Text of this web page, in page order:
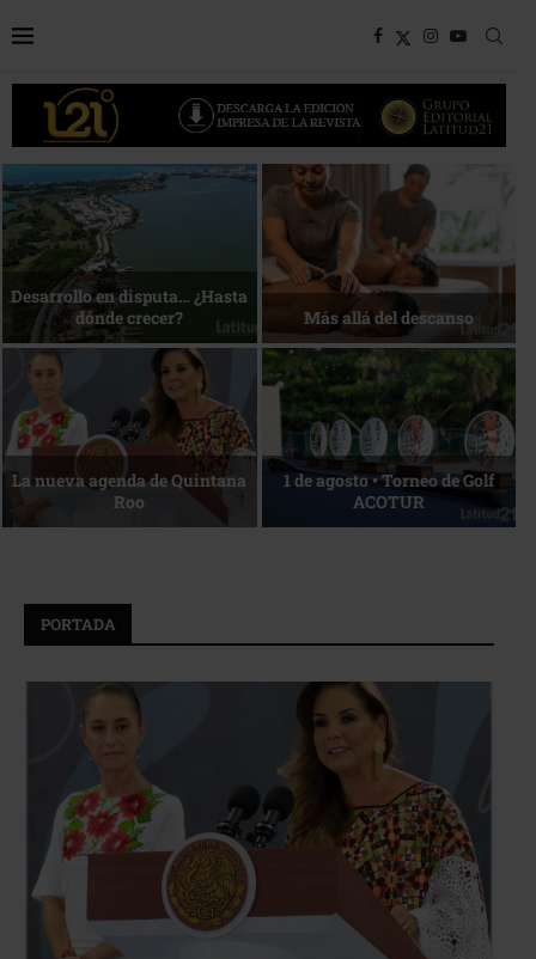
Bottega, un viaje servido a la
mesa
Energía que Impulsa la
competitividad
Reconocimiento de viajeros La esencia del servicio
PORTADA